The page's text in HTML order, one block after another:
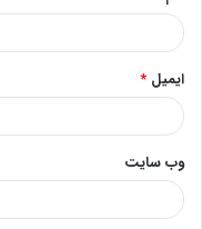
ایمیل *
وب‌ سایت